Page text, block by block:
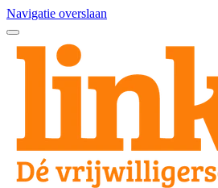
Navigatie overslaan